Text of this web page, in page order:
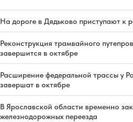
На дороге в Дядьково приступают к
Реконструкция трамвайного
завершится в октябре
Расширение федеральной трассы у
завершат в октябре
В Ярославской области временно
железнодорожных переезда